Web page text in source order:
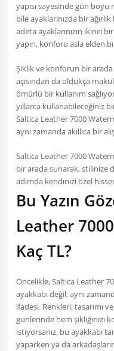
yapısı sayesinde gün
bile ayaklarınızda bir
adeta ayaklarınızın ikinci
yapın, konforu asla elden
Şıklık ve konforun bir
açısından da oldukça
ömürlü bir kullanım
yıllarca kullanabileceğiniz
Saltica Leather 7000
aynı zamanda akıllıca bir
Saltica Leather 7000
bir arada sunarak, stilinize
adımda kendinizi özel
Bu Yazın
Leather
Kaç TL?
Öncelikle, Saltica Leather
ayakkabı değil; aynı
ifadesi. Renkleri, tasarımı
günlerinde hem
istiyorsanız, bu ayakkabı
yaparken ya da